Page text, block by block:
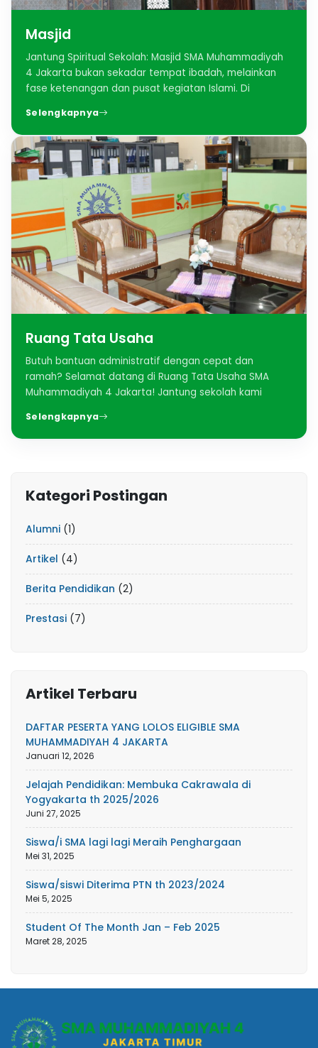
Masjid
Jantung Spiritual Sekolah: Masjid SMA Muhammadiyah
4 Jakarta bukan sekadar tempat ibadah, melainkan
fase ketenangan dan pusat kegiatan Islami. Di
Selengkapnya
Ruang Tata Usaha
Butuh bantuan administratif dengan cepat dan
ramah? Selamat datang di Ruang Tata Usaha SMA
Muhammadiyah 4 Jakarta! Jantung sekolah kami
Selengkapnya
Kategori Postingan
Alumni (1)
Artikel (4)
Berita Pendidikan (2)
Prestasi (7)
Artikel Terbaru
DAFTAR PESERTA YANG LOLOS ELIGIBLE SMA
MUHAMMADIYAH 4 JAKARTA
Januari 12, 2026
Jelajah Pendidikan: Membuka Cakrawala di
Yogyakarta th 2025/2026
Juni 27, 2025
Siswa/i SMA lagi lagi Meraih Penghargaan
Mei 31, 2025
Siswa/siswi Diterima PTN th 2023/2024
Mei 5, 2025
Student Of The Month Jan – Feb 2025
Maret 28, 2025